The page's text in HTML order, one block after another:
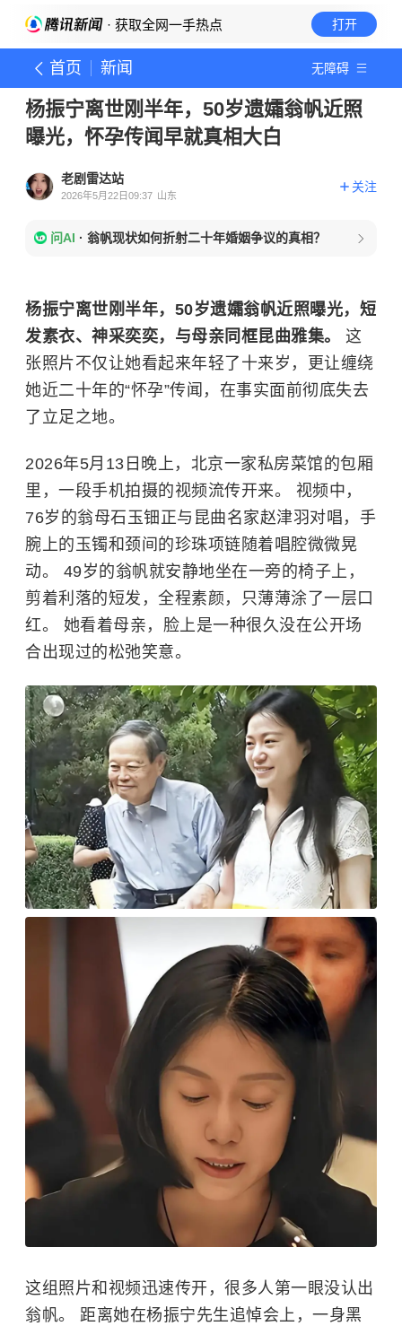
· 获取全网一手热点 打开
首页 新闻 无障碍
杨振宁离世刚半年，50岁遗孀翁帆近照
曝光，怀孕传闻早就真相大白
老剧雷达站
2026年5月22日09:37 山东
关注
问AI · 翁帆现状如何折射二十年婚姻争议的真相？
杨振宁离世刚半年，50岁遗孀翁帆近照曝光，短
发素衣、神采奕奕，与母亲同框昆曲雅集。 这
张照片不仅让她看起来年轻了十来岁，更让缠绕
她近二十年的“怀孕”传闻，在事实面前彻底失去
了立足之地。
2026年5月13日晚上，北京一家私房菜馆的包厢
里，一段手机拍摄的视频流传开来。 视频中，
76岁的翁母石玉钿正与昆曲名家赵津羽对唱，手
腕上的玉镯和颈间的珍珠项链随着唱腔微微晃
动。 49岁的翁帆就安静地坐在一旁的椅子上，
剪着利落的短发，全程素颜，只薄薄涂了一层口
红。 她看着母亲，脸上是一种很久没在公开场
合出现过的松弛笑意。
这组照片和视频迅速传开，很多人第一眼没认出
翁帆。 距离她在杨振宁先生追悼会上，一身黑